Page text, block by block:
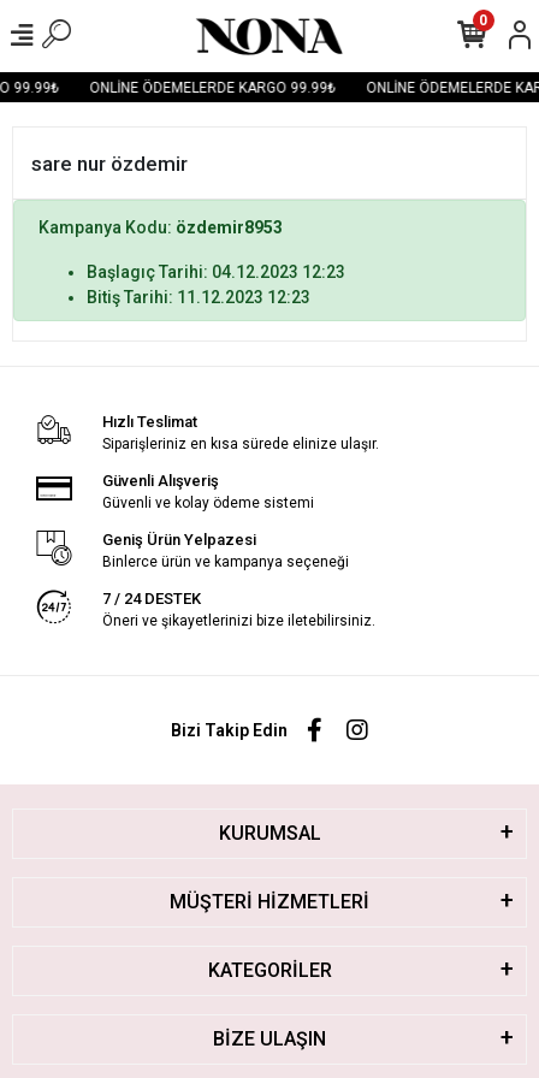
99.99₺ ONLİNE ÖDEMELERDE KARGO 99.99₺ ONLİNE ÖDEMELERDE
0
sare nur özdemir
Kampanya Kodu: özdemir8953
Başlagıç Tarihi: 04.12.2023 12:23
Bitiş Tarihi: 11.12.2023 12:23
Hızlı Teslimat
Siparişleriniz en kısa sürede elinize ulaşır.
Güvenli Alışveriş
Güvenli ve kolay ödeme sistemi
Geniş Ürün Yelpazesi
Binlerce ürün ve kampanya seçeneği
7 / 24 DESTEK
Öneri ve şikayetlerinizi bize iletebilirsiniz.
Bizi Takip Edin
KURUMSAL
MÜŞTERİ HİZMETLERİ
KATEGORİLER
BİZE ULAŞIN